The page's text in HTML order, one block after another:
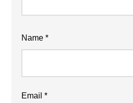
Name*
Email*